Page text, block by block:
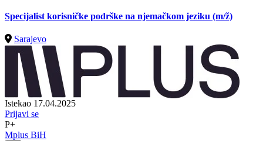
Specijalist korisničke podrške na njemačkom jeziku (m/ž)
Sarajevo
Istekao 17.04.2025
Prijavi se
P+
Mplus BiH